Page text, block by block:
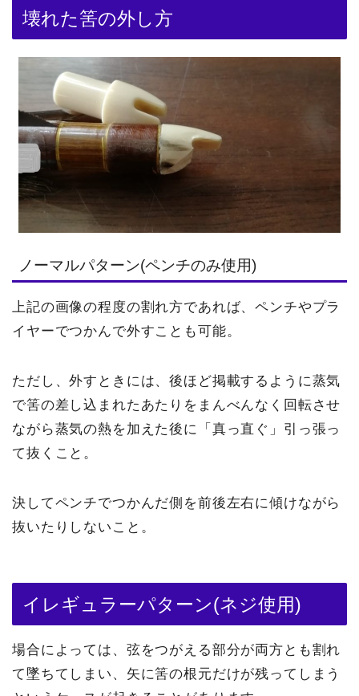
壊れた筈の外し方
ノーマルパターン(ペンチのみ使用)
上記の画像の程度の割れ方であれば、ペンチやプラ
イヤーでつかんで外すことも可能。
ただし、外すときには、後ほど掲載するように蒸気
で筈の差し込まれたあたりをまんべんなく回転させ
ながら蒸気の熱を加えた後に「真っ直ぐ」引っ張っ
て抜くこと。
決してペンチでつかんだ側を前後左右に傾けながら
抜いたりしないこと。
イレギュラーパターン(ネジ使用)
場合によっては、弦をつがえる部分が両方とも割れ
て墜ちてしまい、矢に筈の根元だけが残ってしまう